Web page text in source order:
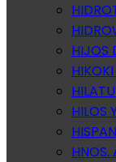
HIJOS
HILOS
HNOS.